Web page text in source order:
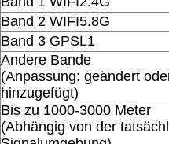
Band 2 WIFI5.8G
Band 3 GPSL1
Andere Bande
(Anpassung: geändert
hinzugefügt)
Bis zu 1000-3000 Meter
(Abhängig von der